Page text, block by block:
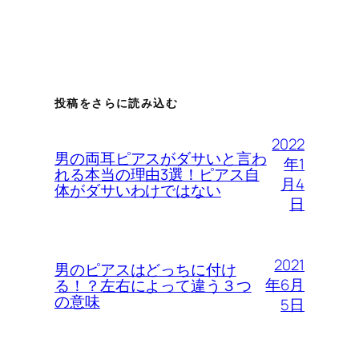
投稿をさらに読み込む
男の両耳ピアスがダサいと言わ
れる本当の理由3選！ピアス自
体がダサいわけではない
2022
年1
月4
日
男のピアスはどっちに付け
る！？左右によって違う３つ
の意味
2021
年6月
5日